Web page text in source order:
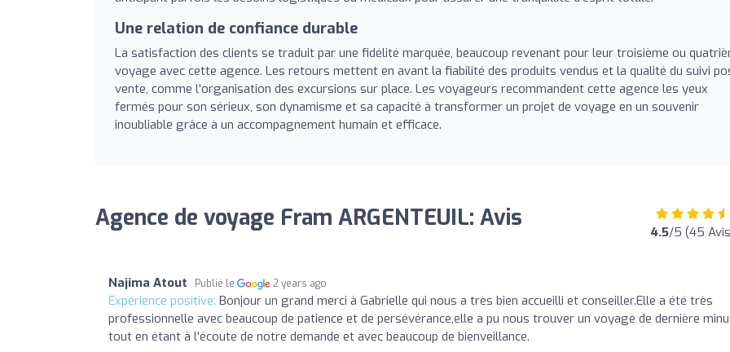
Une relation de confiance durable
La satisfaction des clients se traduit par une fidélité marquée, beaucoup revenant pour leur troisième ou
voyage avec cette agence. Les retours mettent en avant la fiabilité des produits vendus et la qualité du suivi
vente, comme l'organisation des excursions sur place. Les voyageurs recommandent cette agence les yeux
fermés pour son sérieux, son dynamisme et sa capacité à transformer un projet de voyage en un souvenir
inoubliable grâce à un accompagnement humain et efficace.
Agence de voyage Fram ARGENTEUIL: Avis 4.5/5 (45
Najima Atout Publié le 2 years ago
Expérience positive: Bonjour un grand merci à Gabrielle qui nous a très bien accueilli et conseiller.Elle a été très
professionnelle avec beaucoup de patience et de persévérance,elle a pu nous trouver un voyage de dernière
tout en étant à l'écoute de notre demande et avec beaucoup de bienveillance.